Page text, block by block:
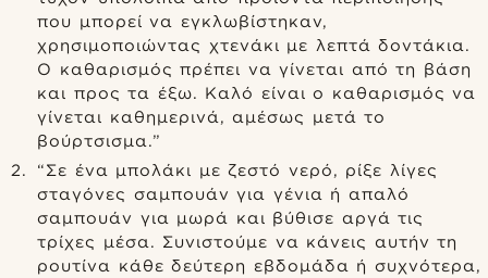
που μπορεί να εγκλωβίστηκαν,
χρησιμοποιώντας χτενάκι με λεπτά δοντάκια.
Ο καθαρισμός πρέπει να γίνεται από τη βάση
και προς τα έξω. Καλό είναι ο καθαρισμός να
γίνεται καθημερινά, αμέσως μετά το
βούρτσισμα.”
“Σε ένα μπολάκι με ζεστό νερό, ρίξε λίγες
σταγόνες σαμπουάν για γένια ή απαλό
σαμπουάν για μωρά και βύθισε αργά τις
τρίχες μέσα. Συνιστούμε να κάνεις αυτήν τη
ρουτίνα κάθε δεύτερη εβδομάδα ή συχνότερα,